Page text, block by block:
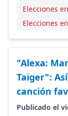
Elecciones
Elecciones
"Alexa:
Taiger":
canción
Publicado el